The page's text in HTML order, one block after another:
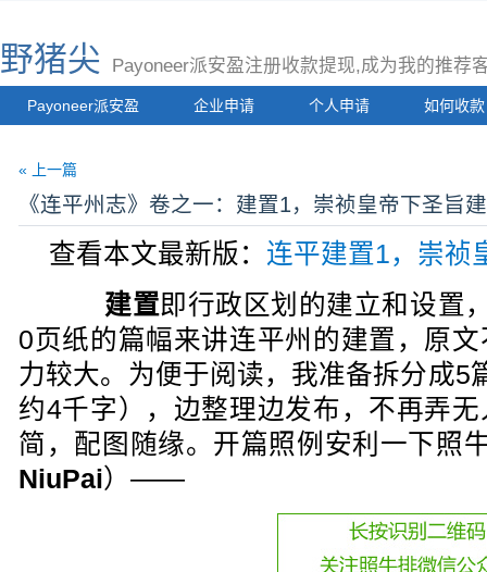
野猪尖 Payoneer派安盈注册收款提现,成为我的推荐
Payoneer派安盈 企业申请 个人申请 如何收款
« 上一篇
《连平州志》卷之一：建置1，崇祯皇帝下圣旨
查看本文最新版： 连平建置1，崇祯
建置即行政区划的建立和设置
0页纸的篇幅来讲连平州的建置，原
力较大。为便于阅读，我准备拆分成5
约4千字），边整理边发布，不再弄
简，配图随缘。开篇照例安利一下照
NiuPai）——